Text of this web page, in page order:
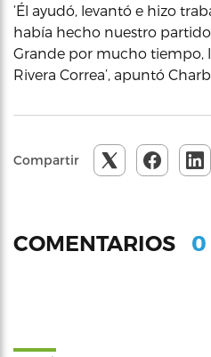
‘Él ayudó, levantó e hizo
había hecho nuestro
Grande por mucho tiempo,
Rivera Correa’, apuntó
Compartir
COMENTARIOS 0